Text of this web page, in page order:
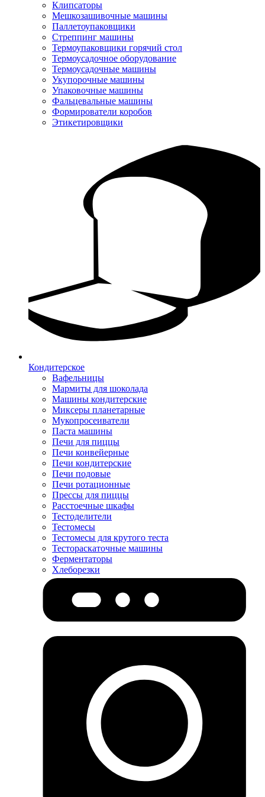
Клипсаторы
Мешкозашивочные машины
Паллетоупаковщики
Стреппинг машины
Термоупаковщики горячий стол
Термоусадочное оборудование
Термоусадочные машины
Укупорочные машины
Упаковочные машины
Фальцевальные машины
Формирователи коробов
Этикетировщики
Кондитерское
Вафельницы
Мармиты для шоколада
Машины кондитерские
Миксеры планетарные
Мукопросеиватели
Паста машины
Печи для пиццы
Печи конвейерные
Печи кондитерские
Печи подовые
Печи ротационные
Прессы для пиццы
Расстоечные шкафы
Тестоделители
Тестомесы
Тестомесы для крутого теста
Тестораскаточные машины
Ферментаторы
Хлеборезки